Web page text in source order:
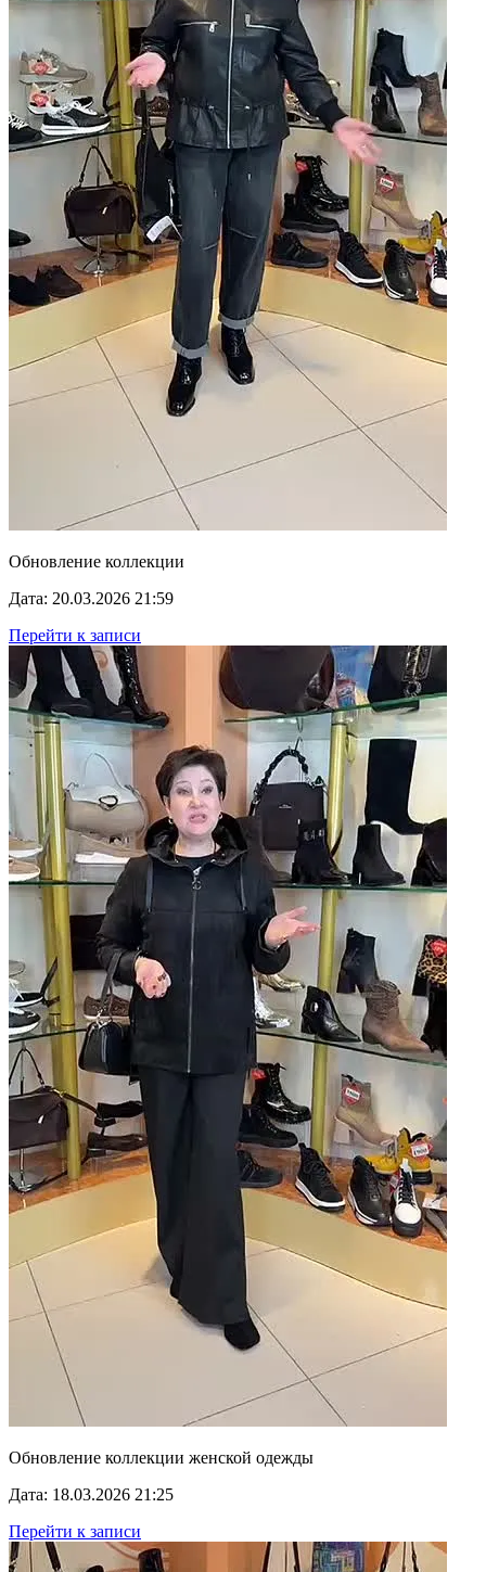
Обновление коллекции
Дата: 20.03.2026 21:59
Перейти к записи
Обновление коллекции женской одежды
Дата: 18.03.2026 21:25
Перейти к записи